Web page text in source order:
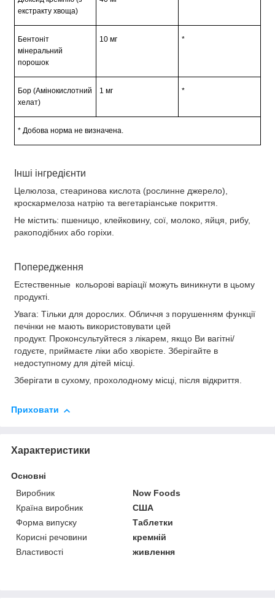
екстракту хвоща)
Бентоніт
мінеральний
порошок
10 мг *
Бор (Амінокислотний
хелат)
1 мг *
* Добова норма не визначена.
Інші інгредієнти
Целюлоза, стеаринова кислота (рослинне джерело),
кроскармелоза натрію та вегетаріанське покриття.
Не містить: пшеницю, клейковину, сої, молоко, яйця, рибу,
ракоподібних або горіхи.
Попередження
Естественные кольорові варіації можуть виникнути в цьому
продукті.
Увага: Тільки для дорослих. Обличчя з порушенням функції
печінки не мають використовувати цей
продукт. Проконсультуйтеся з лікарем, якщо Ви вагітні/
годуєте, приймаєте ліки або хворієте. Зберігайте в
недоступному для дітей місці.
Зберігати в сухому, прохолодному місці, після відкриття.
Приховати
Характеристики
Основні
Виробник
Now Foods
Країна виробник
США
Форма випуску
Таблетки
Корисні речовини
кремній
Властивості
живлення